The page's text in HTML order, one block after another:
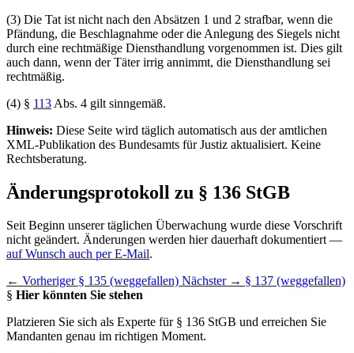
(3) Die Tat ist nicht nach den Absätzen 1 und 2 strafbar, wenn die
Pfändung, die Beschlagnahme oder die Anlegung des Siegels nicht
durch eine rechtmäßige Diensthandlung vorgenommen ist. Dies gilt
auch dann, wenn der Täter irrig annimmt, die Diensthandlung sei
rechtmäßig.
(4) § 113 Abs. 4 gilt sinngemäß.
Hinweis: Diese Seite wird täglich automatisch aus der amtlichen
XML-Publikation des Bundesamts für Justiz aktualisiert. Keine
Rechtsberatung.
Änderungsprotokoll zu § 136 StGB
Seit Beginn unserer täglichen Überwachung wurde diese Vorschrift
nicht geändert. Änderungen werden hier dauerhaft dokumentiert —
auf Wunsch auch per E-Mail.
← Vorheriger § 135 (weggefallen) Nächster → § 137 (weggefallen)
§ Hier könnten Sie stehen
Platzieren Sie sich als Experte für § 136 StGB und erreichen Sie
Mandanten genau im richtigen Moment.